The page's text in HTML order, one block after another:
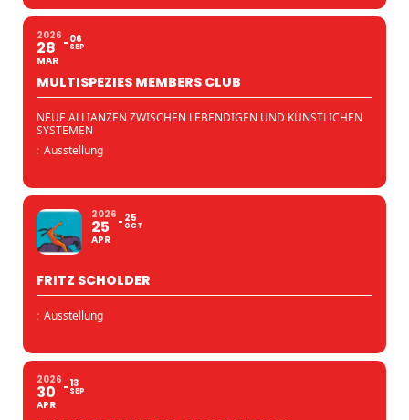
2026
28
MAR
06
SEP
MULTISPEZIES MEMBERS CLUB
NEUE ALLIANZEN ZWISCHEN LEBENDIGEN UND KÜNSTLICHEN
SYSTEMEN
: Ausstellung
2026
25
APR
25
OCT
FRITZ SCHOLDER
: Ausstellung
2026
30
APR
13
SEP